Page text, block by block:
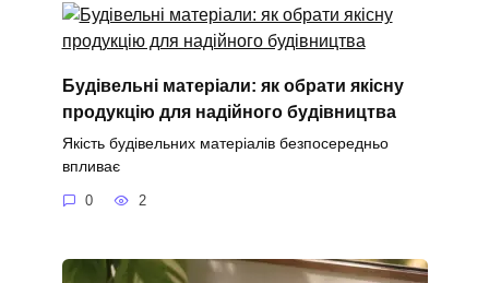
Будівельні матеріали: як обрати якісну
продукцію для надійного будівництва
Якість будівельних матеріалів безпосередньо
впливає
0 2